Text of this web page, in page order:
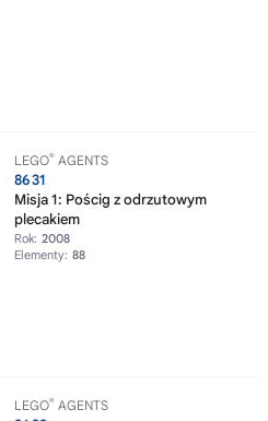
LEGO® AGENTS
8631
Misja 1: Pościg z odrzutowym
plecakiem
Rok: 2008
Elementy: 88
LEGO® AGENTS